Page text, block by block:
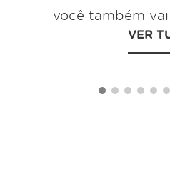
você também
VER